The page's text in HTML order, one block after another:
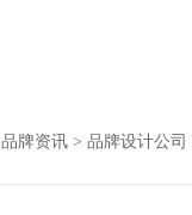
品牌资讯 > 品牌设计公司